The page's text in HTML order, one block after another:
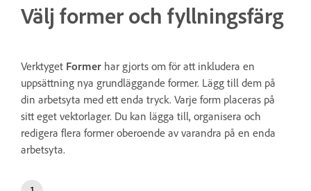
Välj former och fyllningsfärg
Verktyget Former har gjorts om för att inkludera en
uppsättning nya grundläggande former. Lägg till dem på
din arbetsyta med ett enda tryck. Varje form placeras på
sitt eget vektorlager. Du kan lägga till, organisera och
redigera flera former oberoende av varandra på en enda
arbetsyta.